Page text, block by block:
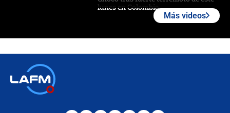
lunes en Colombia
Más videos